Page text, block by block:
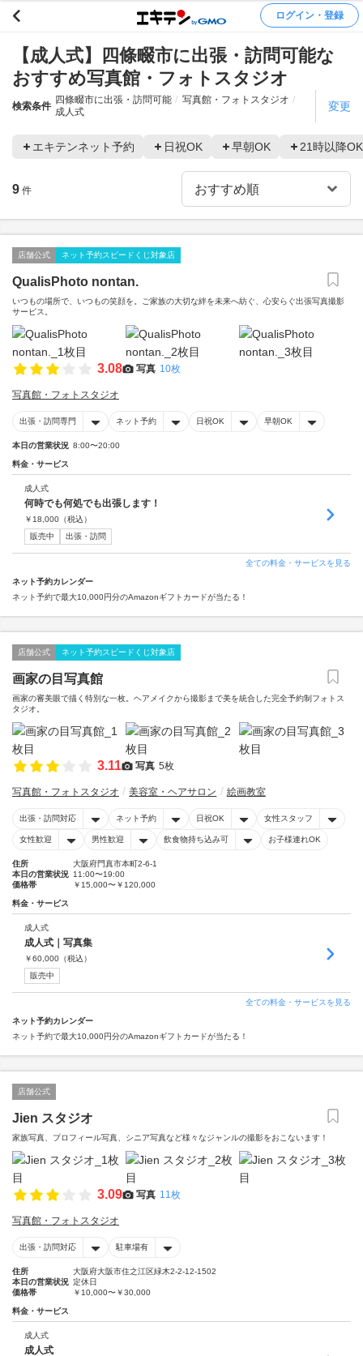
ログイン・登録
【成人式】四條畷市に出張・訪問可能な
おすすめ写真館・フォトスタジオ
検索条件
四條畷市に出張・訪問可能
写真館・フォトスタジオ
成人式
変更
エキテンネット予約 日祝OK 早朝OK 21時以降OK
9 件
店舗公式 ネット予約スピードくじ対象店
QualisPhoto nontan.
いつもの場所で、いつもの笑顔を。ご家族の大切な絆を未来へ紡ぐ、心安らぐ出張写真撮影
サービス。
3.08 写真 10枚
写真館・フォトスタジオ
出張・訪問専門 ネット予約 日祝OK 早朝OK
本日の営業状況 8:00〜20:00
料金・サービス
成人式
何時でも何処でも出張します！
￥ 18,000 （税込）
販売中
出張・訪問
全ての料金・サービスを見る
ネット予約カレンダー
ネット予約で最大10,000円分のAmazonギフトカードが当たる！
店舗公式 ネット予約スピードくじ対象店
画家の目写真館
画家の審美眼で描く特別な一枚。ヘアメイクから撮影まで美を統合した完全予約制フォトス
タジオ。
3.11 写真 5枚
写真館・フォトスタジオ 美容室・ヘアサロン 絵画教室
出張・訪問対応 ネット予約 日祝OK 女性スタッフ
女性歓迎 男性歓迎 飲食物持ち込み可 お子様連れOK
住所
大阪府門真市本町2-6-1
本日の営業状況 11:00〜19:00
価格帯
￥15,000〜￥120,000
料金・サービス
成人式
成人式｜写真集
￥60,000 （税込）
販売中
全ての料金・サービスを見る
ネット予約カレンダー
ネット予約で最大10,000円分のAmazonギフトカードが当たる！
店舗公式
Jien スタジオ
家族写真、プロフィール写真、シニア写真など様々なジャンルの撮影をおこないます！
3.09 写真 11枚
写真館・フォトスタジオ
出張・訪問対応 駐車場有
住所
大阪府大阪市住之江区緑木2-2-12-1502
本日の営業状況 定休日
価格帯
￥10,000〜￥30,000
料金・サービス
成人式
成人式